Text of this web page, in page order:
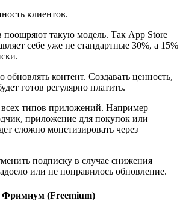
клиентов.
поощряют такую модель. Так App Store
себе уже не стандартные 30%, а 15%
контент. Создавать ценность,
готов регулярно платить.
типов приложений. Например
приложение для покупок или
сложно монетизировать через
подписку в случае снижения
или не понравилось обновление.
Фримиум (Freemium)